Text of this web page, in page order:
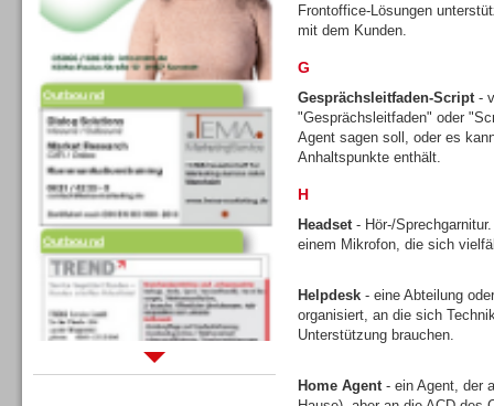
Outbound
Outbound
Sprachdialogsysteme u. Ki/
Frontoffice-Lösungen
mit dem Kunden.
G
Gesprächsleitfaden-Script-
"Gesprächsleitfaden" oder
Agent sagen soll, oder es
Anhaltspunkte enthält.
H
Headset- Hör-/
einem Mikrofon, die sich
Helpdesk - eine Abteilung
organisiert, an die sich
Unterstützung brauchen.
Home Agent- ein Agent, der